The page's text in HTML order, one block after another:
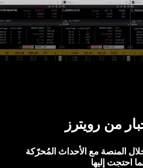
من رويترز
المنصة مع الأحداث المُحرّكة
احتجت إليها